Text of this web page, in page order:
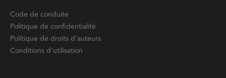
Code de conduite
Politique de confidentialité
Politique de droits d'auteurs
Conditions d'utilisation